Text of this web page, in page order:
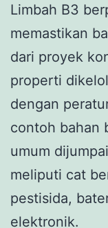
Limbah B3
memastikan
dari proyek
properti
dengan
contoh bahan
umum
meliputi cat
pestisida,
elektronik.